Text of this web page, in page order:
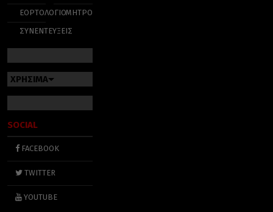
ΕΟΡΤΟΛΟΓΙΟ
ΣΥΝΕΝΤΕΥΞΕΙΣ
ΜΗΤΡΟΠΟΛΕΙΣ
ΧΡΗΣΙΜΑ
SOCIAL
FACEBOOK
TWITTER
YOUTUBE